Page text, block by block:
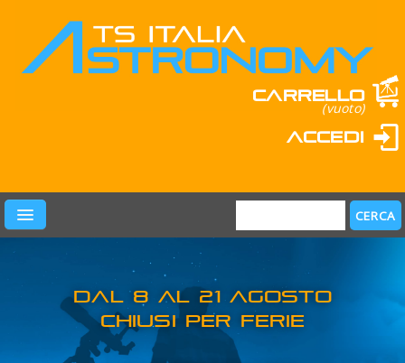
Carrello
(vuoto)
Accedi
PRODOTTI
LEARN & FUN